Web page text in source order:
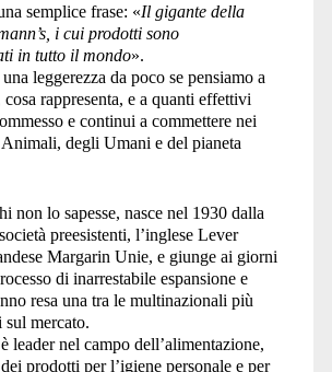
semplice frase: «Il gigante della
i cui prodotti sono
in tutto il mondo».
leggerezza da poco se pensiamo a
cosa rappresenta, e a quanti effettivi
e continui a commettere nei
degli Umani e del pianeta
non lo sapesse, nasce nel 1930 dalla
preesistenti, l’inglese Lever
Margarin Unie, e giunge ai giorni
di inarrestabile espansione e
resa una tra le multinazionali più
sul mercato.
leader nel campo dell’alimentazione,
prodotti per l’igiene personale e per